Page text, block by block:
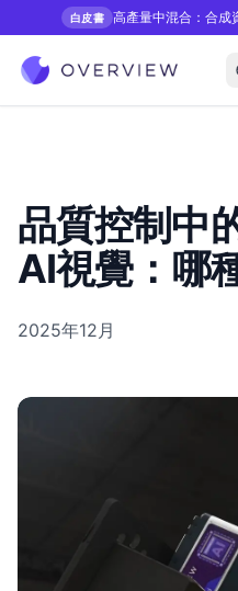
白皮書 高產量中混合：合成
品質控制中
AI視覺：哪
2025年12月